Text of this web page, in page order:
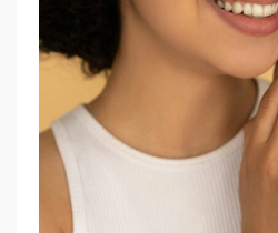
R
S
H